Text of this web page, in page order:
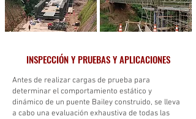
INSPECCIÓN Y PRUEBAS Y APLICACIONES
Antes de realizar cargas de prueba para
determinar el comportamiento estático y
dinámico de un puente Bailey construido, se lleva
a cabo una evaluación exhaustiva de todas las